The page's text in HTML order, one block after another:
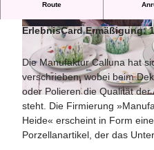
© Porzellan-Manufaktur Calluna |CC-BY-SA
Route
Porzellan aus der
ErlebnisCard Ermäßigung:
Die Manufaktur Calluna hat
verschrieben, wobei beim
oder Polieren die Qualität
steht. Die Firmierung
Heide« erscheint in Form
Porzellanartikel, der das